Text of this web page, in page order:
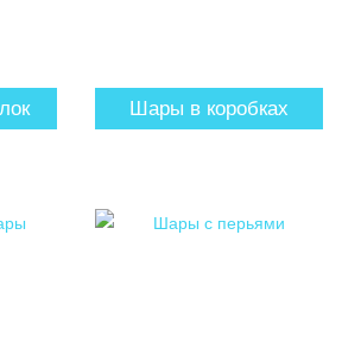
Шары в коробках